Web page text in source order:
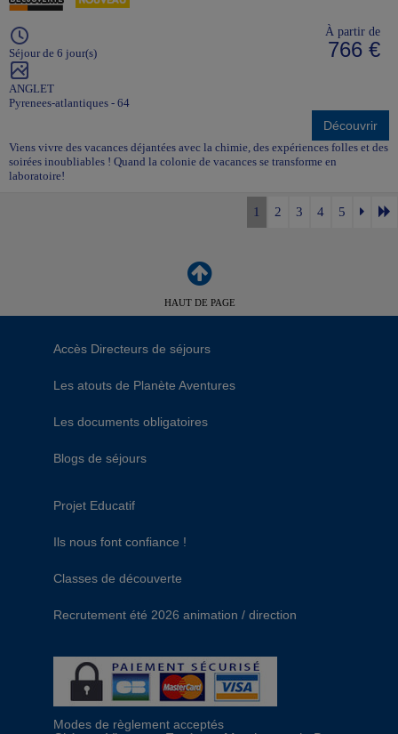
Séjour de 6 jour(s)
ANGLET
Pyrenees-atlantiques - 64
À partir de
766 €
Découvrir
Viens vivre des vacances déjantées avec la chimie, des expériences folles et des
soirées inoubliables ! Quand la colonie de vacances se transforme en
laboratoire!
1 2 3 4 5
HAUT DE PAGE
Accès Directeurs de séjours
Les atouts de Planète Aventures
Les documents obligatoires
Blogs de séjours
Projet Educatif
Ils nous font confiance !
Classes de découverte
Recrutement été 2026 animation / direction
Modes de règlement acceptés